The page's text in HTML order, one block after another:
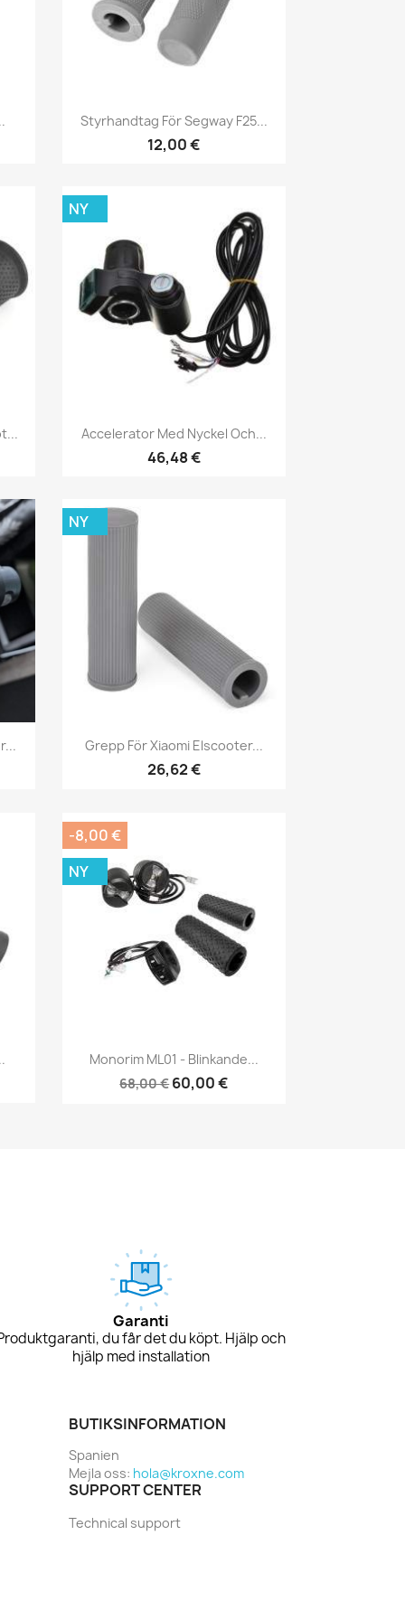
Snabbvy
Styrhandtag För Segway F25...
12,00 €
Snabbvy
Accelerator Med Nyckel Och...
46,48 €
NY
Snabbvy
Grepp För Xiaomi Elscooter...
26,62 €
NY
Snabbvy
Monorim ML01 - Blinkande...
68,00 €60,00 €
-8,00 €
NY
Garanti
du får det du köpt. Hjälp och
hjälp med installation
BUTIKSINFORMATION
Spanien
Mejla oss: hola@kroxne.com
SUPPORT CENTER
Technical support